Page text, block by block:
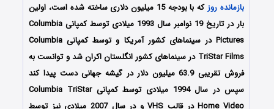
بازمانده روز
که با بودجه 15 میلیون دلاری ساخته شده است، اولین
بار در تاریخ 19 نوامبر سال 1993 میلادی توسط کمپانی Columbia
Pictures در سینماهای کشور آمریکا و توسط کمپانی Columbia
TriStar Films در سینماهای کشور انگلستان اکران شد و توانست به
فروش تقریبی 63.9 میلیون دلار در گیشه جهانی دست پیدا کند
سپس در سال 1994 میلادی توسط کمپانی Columbia TriStar
Home Video در قالب VHS و در سال 2007 میلادی نیز توسط